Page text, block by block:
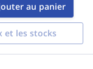
au panier
et les stocks